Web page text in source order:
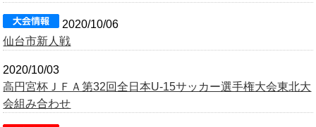
2020/10/06
仙台市新人戦
2020/10/03
高円宮杯ＪＦＡ第32回全日本U-15サッカー選手権大会東北大
会組み合わせ